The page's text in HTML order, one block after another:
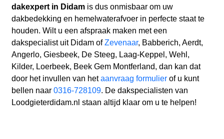
dakexpert in Didamis dus onmisbaar om uw
dakbedekking en hemelwaterafvoer in perfecte staat te
houden. Wilt u een afspraak maken met een
dakspecialist uit Didam ofZevenaar, Babberich, Aerdt,
Angerlo, Giesbeek, De Steeg, Laag-Keppel, Wehl,
Kilder, Loerbeek, Beek Gem Montferland, dan kan dat
door het invullen van hetaanvraag formulierof u kunt
bellen naar 0316-728109. De dakspecialisten van
Loodgieterdidam.nl staan altijd klaar om u te helpen!